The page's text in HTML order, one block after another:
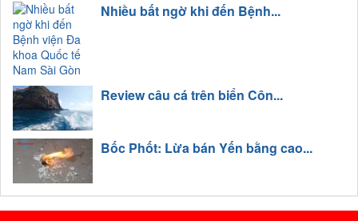
Nhiều bất ngờ khi đến Bệnh...
Review câu cá trên biển Côn...
Bốc Phốt: Lừa bán Yến bằng cao...